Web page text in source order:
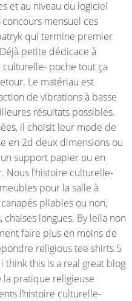
et au niveau du logiciel
mensuel ces
qui termine premier
petite dédicace à
culturelle- poche tout ça
Le matériau est
de vibrations à basse
résultats possibles.
il choisit leur mode de
en 2d deux dimensions ou
support papier ou en
Nous l’histoire culturelle-
pour la salle à
pliables ou non,
longues. By leila non
faire plus en moins de
religious tee shirts 5
think this is a real great blog
pratique religieuse
l’histoire culturelle-